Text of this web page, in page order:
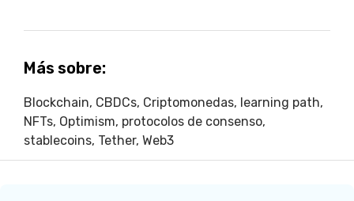
Más sobre:
Blockchain, CBDCs, Criptomonedas, learning path,
NFTs, Optimism, protocolos de consenso,
stablecoins, Tether, Web3